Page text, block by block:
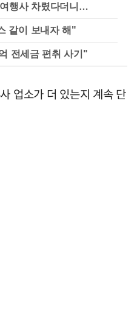
행사 차렸다더니…
같이 보내자 해"
전세금 편취 사기"
업소가 더 있는지 계속 단